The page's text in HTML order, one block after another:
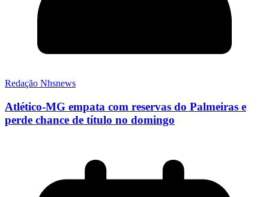
Redação Nhsnews
Atlético-MG empata com reservas do Palmeiras e
perde chance de título no domingo